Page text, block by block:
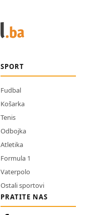
SPORT
Fudbal
Košarka
Tenis
Odbojka
Atletika
Formula 1
Vaterpolo
Ostali sportovi
PRATITE NAS